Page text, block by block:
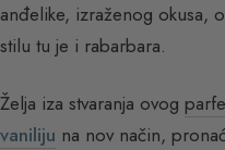
anđelike, izraženog okusa,
stilu tu je i rabarbara.
Želja iza stvaranja ovog
vaniliju na nov način,